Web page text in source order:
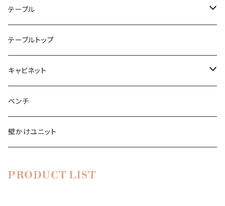
本棚ジニー
ブーヒャレガル
コーナーシェルフ
エクレガル
ルームディバイダー
ラウムタイラー
ビニールレコード
シャルプラッテンリーガル
CD-DVDシェルフ
ライブラリ
チェスト
ハイボード
ローボード
テレビローボード
テーブル
ダイニングケーブル
テーブルトップ
キャビネット
ワードローブ
ベンチ
壁かけユニット
PRODUCT LIST